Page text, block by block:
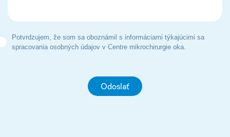
Potvrdzujem, že som sa oboznámil s informáciami týkajúcimi sa
spracovania osobných údajov v Centre mikrochirurgie oka.